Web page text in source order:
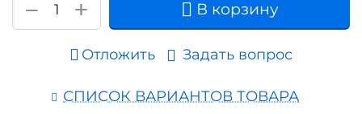
+
− В корзину
Отложить Задать вопрос
СПИСОК ВАРИАНТОВ ТОВАРА